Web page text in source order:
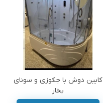
کابین دوش با جکوزی و سونای
بخار